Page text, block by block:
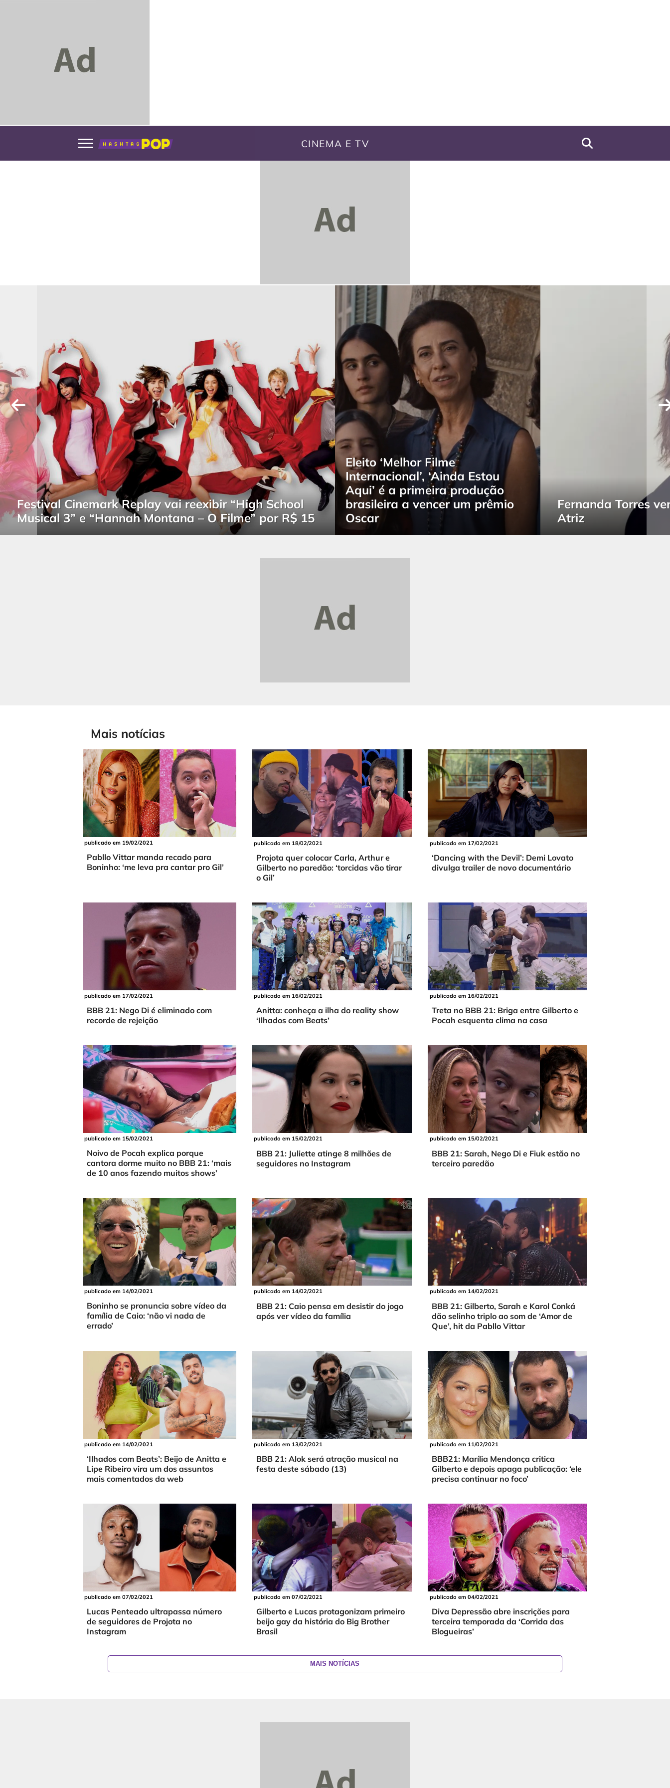
CINEMA E TV
Festival Cinemark Replay vai reexibir “High School
Musical 3” e “Hannah Montana – O Filme” por R$ 15
Eleito ‘Melhor Filme
Internacional’, ‘Ainda Estou
Aqui’ é a primeira produção
brasileira a vencer um prêmio
Oscar
Fernanda Torres
Atriz
Mais notícias
publicado em 19/02/2021
Pabllo Vittar manda recado para
Boninho: ‘me leva pra cantar pro Gil’
publicado em 18/02/2021
Projota quer colocar Carla, Arthur e
Gilberto no paredão: ‘torcidas vão tirar
o Gil’
publicado em 17/02/2021
‘Dancing with the Devil’: Demi Lovato
divulga trailer de novo documentário
publicado em 17/02/2021
BBB 21: Nego Di é eliminado com
recorde de rejeição
publicado em 16/02/2021
Anitta: conheça a ilha do reality show
‘Ilhados com Beats’
publicado em 16/02/2021
Treta no BBB 21: Briga entre Gilberto e
Pocah esquenta clima na casa
publicado em 15/02/2021
Noivo de Pocah explica porque
cantora dorme muito no BBB 21: ‘mais
de 10 anos fazendo muitos shows’
publicado em 15/02/2021
BBB 21: Juliette atinge 8 milhões de
seguidores no Instagram
publicado em 15/02/2021
BBB 21: Sarah, Nego Di e Fiuk estão no
terceiro paredão
publicado em 14/02/2021
Boninho se pronuncia sobre vídeo da
família de Caio: ‘não vi nada de
errado’
publicado em 14/02/2021
BBB 21: Caio pensa em desistir do jogo
após ver vídeo da família
publicado em 14/02/2021
BBB 21: Gilberto, Sarah e Karol Conká
dão selinho triplo ao som de ‘Amor de
Que’, hit da Pabllo Vittar
publicado em 14/02/2021
‘Ilhados com Beats’: Beijo de Anitta e
Lipe Ribeiro vira um dos assuntos
mais comentados da web
publicado em 13/02/2021
BBB 21: Alok será atração musical na
festa deste sábado (13)
publicado em 11/02/2021
BBB21: Marília Mendonça critica
Gilberto e depois apaga publicação: ‘ele
precisa continuar no foco’
publicado em 07/02/2021
Lucas Penteado ultrapassa número
de seguidores de Projota no
Instagram
publicado em 07/02/2021
Gilberto e Lucas protagonizam primeiro
beijo gay da história do Big Brother
Brasil
publicado em 04/02/2021
Diva Depressão abre inscrições para
terceira temporada da ‘Corrida das
Blogueiras’
MAIS NOTÍCIAS